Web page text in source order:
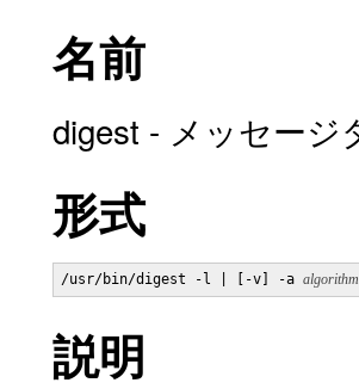
名前
digest - メッセー
形式
/usr/bin/digest -l | [-v] -a algorithm
説明